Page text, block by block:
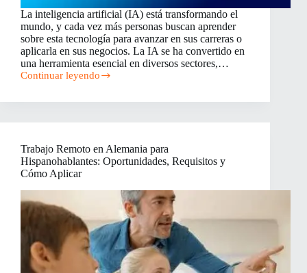
La inteligencia artificial (IA) está transformando el
mundo, y cada vez más personas buscan aprender
sobre esta tecnología para avanzar en sus carreras o
aplicarla en sus negocios. La IA se ha convertido en
una herramienta esencial en diversos sectores,…
Continuar leyendo
Cursos
de
tu
Carrera
y
Trabajo Remoto en Alemania para
Hispanohablantes: Oportunidades, Requisitos y
Cómo Aplicar